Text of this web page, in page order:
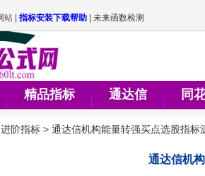
精品指标 通达信 同
进阶指标 > 通达信机构能量转强买点选股指标
通达信机